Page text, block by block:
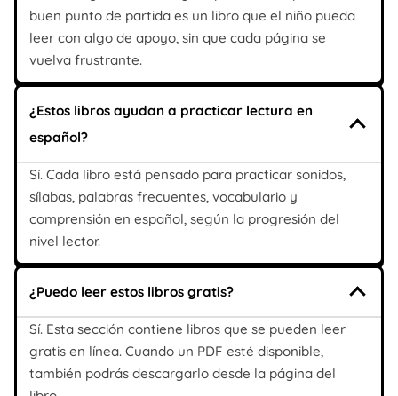
buen punto de partida es un libro que el niño pueda
leer con algo de apoyo, sin que cada página se
vuelva frustrante.
¿Estos libros ayudan a practicar lectura en
español?
Sí. Cada libro está pensado para practicar sonidos,
sílabas, palabras frecuentes, vocabulario y
comprensión en español, según la progresión del
nivel lector.
¿Puedo leer estos libros gratis?
Sí. Esta sección contiene libros que se pueden leer
gratis en línea. Cuando un PDF esté disponible,
también podrás descargarlo desde la página del